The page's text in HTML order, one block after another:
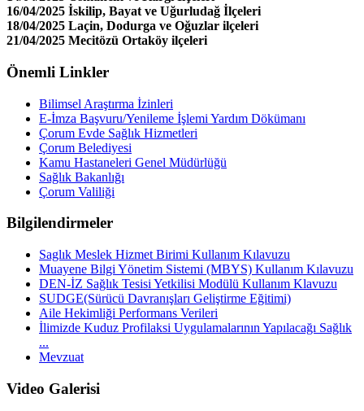
16/04/2025 İskilip, Bayat ve Uğurludağ İlçeleri
18/04/2025 Laçin, Dodurga ve Oğuzlar ilçeleri
21/04/2025 Mecitözü Ortaköy ilçeleri
Önemli Linkler
Bilimsel Araştırma İzinleri
E-İmza Başvuru/Yenileme İşlemi Yardım Dökümanı
Çorum Evde Sağlık Hizmetleri
Çorum Belediyesi
Kamu Hastaneleri Genel Müdürlüğü
Sağlık Bakanlığı
Çorum Valiliği
Bilgilendirmeler
Saglık Meslek Hizmet Birimi Kullanım Kılavuzu
Muayene Bilgi Yönetim Sistemi (MBYS) Kullanım Kılavuzu
DEN-İZ Sağlık Tesisi Yetkilisi Modülü Kullanım Klavuzu
SUDGE(Sürücü Davranışları Geliştirme Eğitimi)
Aile Hekimliği Performans Verileri
İlimizde Kuduz Profilaksi Uygulamalarının Yapılacağı Sağlık
...
Mevzuat
Video Galerisi